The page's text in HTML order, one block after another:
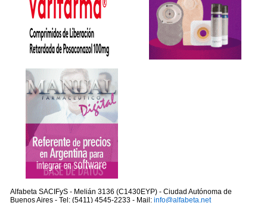
Alfabeta SACIFyS - Melián 3136 (C1430EYP) - Ciudad Autónoma de
Buenos Aires - Tel: (5411) 4545-2233 - Mail: info@alfabeta.net